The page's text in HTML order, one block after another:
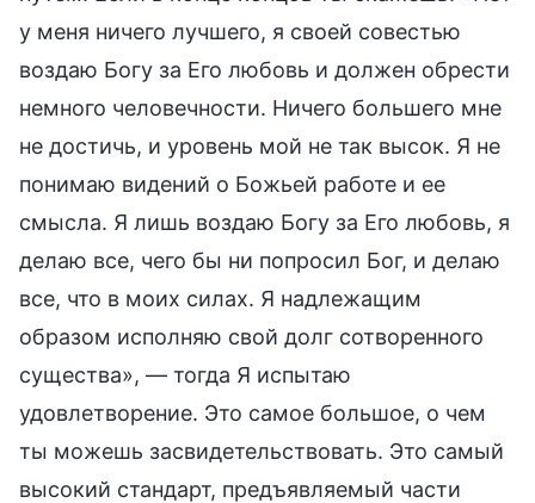
у меня ничего лучшего, я своей совестью
воздаю Богу за Его любовь и должен обрести
немного человечности. Ничего большего мне
не достичь, и уровень мой не так высок. Я не
понимаю видений о Божьей работе и ее
смысла. Я лишь воздаю Богу за Его любовь, я
делаю все, чего бы ни попросил Бог, и делаю
все, что в моих силах. Я надлежащим
образом исполняю свой долг сотворенного
существа», — тогда Я испытаю
удовлетворение. Это самое большое, о чем
ты можешь засвидетельствовать. Это самый
высокий стандарт, предъявляемый части